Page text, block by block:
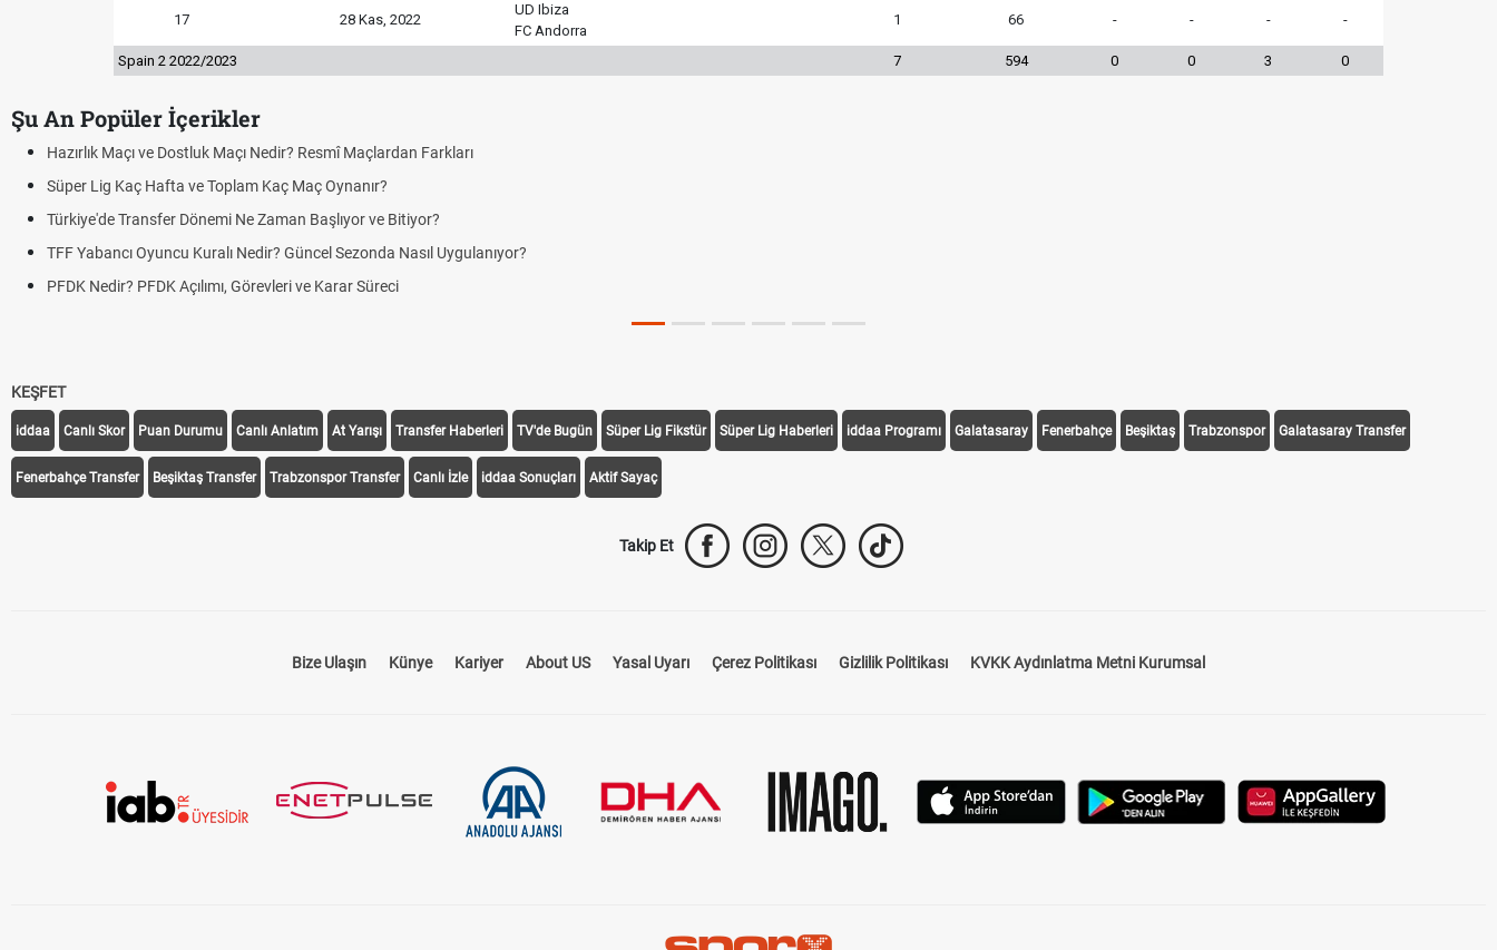
17 28 Kas, 2022
UD Ibiza
FC Andorra
1 66 - - - -
Spain 2 2022/2023 7 594 0 0 3 0
Şu An Popüler İçerikler
Hazırlık Maçı ve Dostluk Maçı Nedir? Resmî Maçlardan Farkları
Süper Lig Kaç Hafta ve Toplam Kaç Maç Oynanır?
Türkiye'de Transfer Dönemi Ne Zaman Başlıyor ve Bitiyor?
TFF Yabancı Oyuncu Kuralı Nedir? Güncel Sezonda Nasıl Uygulanıyor?
PFDK Nedir? PFDK Açılımı, Görevleri ve Karar Süreci
KEŞFET
iddaa Canlı Skor Puan Durumu Canlı Anlatım At Yarışı Transfer Haberleri TV'de Bugün Süper Lig Fikstür Süper Lig Haberleri iddaa Programı Galatasaray Fenerbahçe Beşiktaş Trabzonspor Galatasaray Transfer
Fenerbahçe Transfer Beşiktaş Transfer Trabzonspor Transfer Canlı İzle iddaa Sonuçları Aktif Sayaç
Takip Et
Bize Ulaşın Künye Kariyer About US Yasal Uyarı Çerez Politikası Gizlilik Politikası KVKK Aydınlatma Metni Kurumsal